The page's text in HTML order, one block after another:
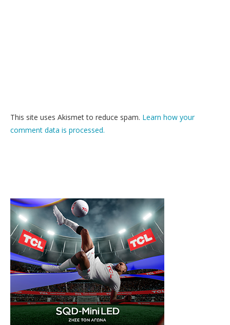
This site uses Akismet to reduce spam.
Learn how your
comment data is processed.